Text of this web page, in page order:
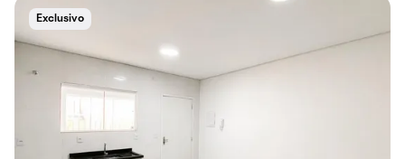
Exclusivo